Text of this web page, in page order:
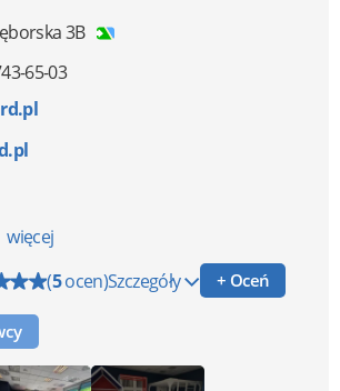
3B
65-03
więcej
(5ocen)Szczegóły + Oceń